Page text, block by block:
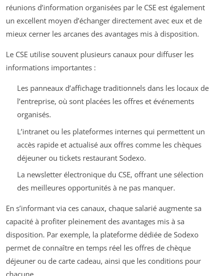
réunions d’information organisées par le CSE est également
un excellent moyen d’échanger directement avec eux et de
mieux cerner les arcanes des avantages mis à disposition.
Le CSE utilise souvent plusieurs canaux pour diffuser les
informations importantes :
Les panneaux d’affichage traditionnels dans les locaux de
l’entreprise, où sont placées les offres et événements
organisés.
L’intranet ou les plateformes internes qui permettent un
accès rapide et actualisé aux offres comme les chèques
déjeuner ou tickets restaurant Sodexo.
La newsletter électronique du CSE, offrant une sélection
des meilleures opportunités à ne pas manquer.
En s’informant via ces canaux, chaque salarié augmente sa
capacité à profiter pleinement des avantages mis à sa
disposition. Par exemple, la plateforme dédiée de Sodexo
permet de connaître en temps réel les offres de chèque
déjeuner ou de carte cadeau, ainsi que les conditions pour